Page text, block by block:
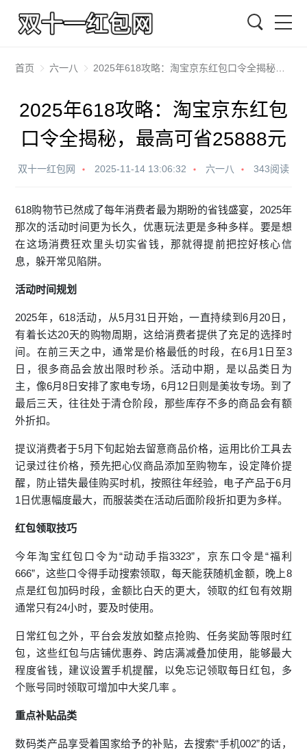
首页 六一八 2025年618攻略：淘宝京东红包口令全揭秘，最高可省25888元
2025年618攻略：淘宝京东红包
口令全揭秘，最高可省25888元
双十一红包网 2025-11-14 13:06:32 六一八 343阅读
618购物节已然成了每年消费者最为期盼的省钱盛宴，2025年
那次的活动时间更为长久，优惠玩法更是多种多样。要是想
在这场消费狂欢里头切实省钱，那就得提前把控好核心信
息，躲开常见陷阱。
活动时间规划
2025年，618活动，从5月31日开始，一直持续到6月20日，
有着长达20天的购物周期，这给消费者提供了充足的选择时
间。在前三天之中，通常是价格最低的时段，在6月1日至3
日，很多商品会放出限时秒杀。活动中期，是以品类日为
主，像6月8日安排了家电专场，6月12日则是美妆专场。到了
最后三天，往往处于清仓阶段，那些库存不多的商品会有额
外折扣。
提议消费者于5月下旬起始去留意商品价格，运用比价工具去
记录过往价格，预先把心仪商品添加至购物车，设定降价提
醒，防止错失最佳购买时机，按照往年经验，电子产品于6月
1日优惠幅度最大，而服装类在活动后面阶段折扣更为多样。
红包领取技巧
今年淘宝红包口令为“动动手指3323”，京东口令是“福利
666”，这些口令得手动搜索领取，每天能获随机金额，晚上8
点是红包加码时段，金额比白天的更大，领取的红包有效期
通常只有24小时，要及时使用。
日常红包之外，平台会发放如整点抢购、任务奖励等限时红
包，这些红包与店铺优惠券、跨店满减叠加使用，能够最大
程度省钱，建议设置手机提醒，以免忘记领取每日红包，多
个账号同时领取可增加中大奖几率 。
重点补贴品类
数码类产品享受着国家给予的补贴，去搜索“手机002”的话，